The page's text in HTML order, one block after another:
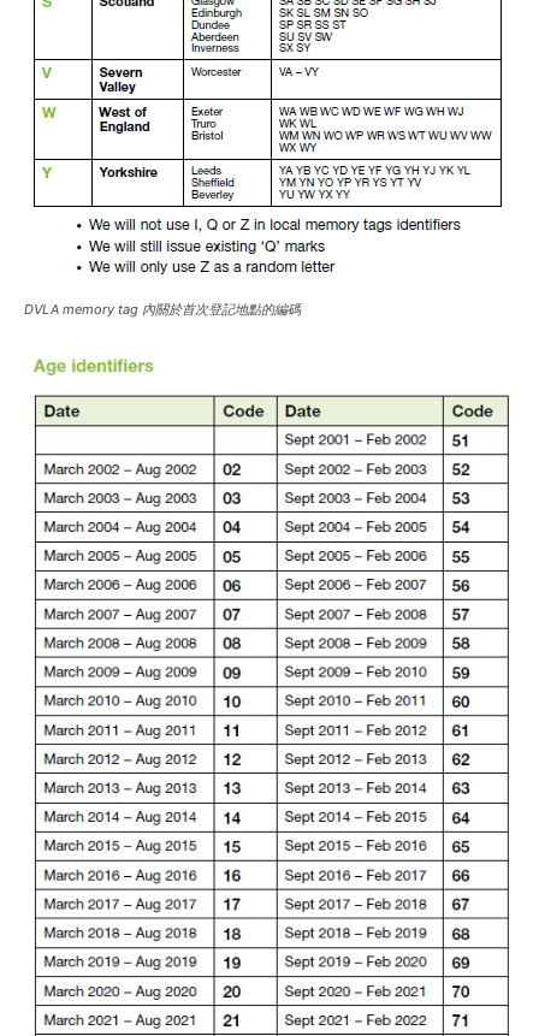
DVLA memory tag 內關於首次登記地點的編碼